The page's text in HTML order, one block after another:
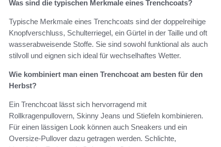
Was sind die typischen Merkmale eines Trenchcoats?
Typische Merkmale eines Trenchcoats sind der doppelreihige
Knopfverschluss, Schulterriegel, ein Gürtel in der Taille und oft
wasserabweisende Stoffe. Sie sind sowohl funktional als auch
stilvoll und eignen sich ideal für wechselhaftes Wetter.
Wie kombiniert man einen Trenchcoat am besten für den
Herbst?
Ein Trenchcoat lässt sich hervorragend mit
Rollkragenpullovern, Skinny Jeans und Stiefeln kombinieren.
Für einen lässigen Look können auch Sneakers und ein
Oversize-Pullover dazu getragen werden. Schlichte,